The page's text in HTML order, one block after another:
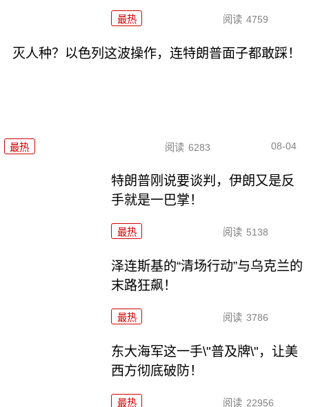
最热 阅读 4759
灭人种？以色列这波操作，连特朗普面子都敢踩！
最热 阅读 6283 08-04
特朗普刚说要谈判，伊朗又是反
手就是一巴掌！
最热 阅读 5138
泽连斯基的“清场行动”与乌克兰的
末路狂飙！
最热 阅读 3786
东大海军这一手\"普及牌\"，让美
西方彻底破防！
最热 阅读 22956